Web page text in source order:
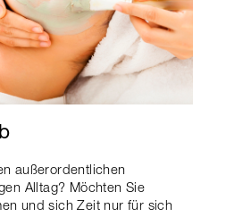
außerordentlichen
Alltag? Möchten Sie
und sich Zeit nur für sich